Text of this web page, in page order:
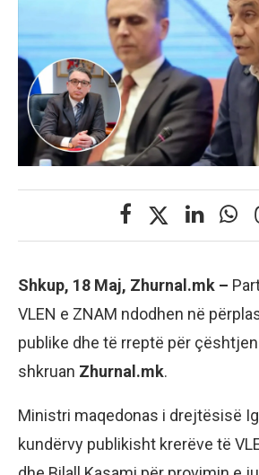
Shkup, 18 Maj, Zhurnal.mk –
VLEN e ZNAM ndodhen në
publike dhe të rreptë për
shkruan Zhurnal.mk.
Ministri maqedonas i drejtësisë
kundërvy publikisht krerëve të